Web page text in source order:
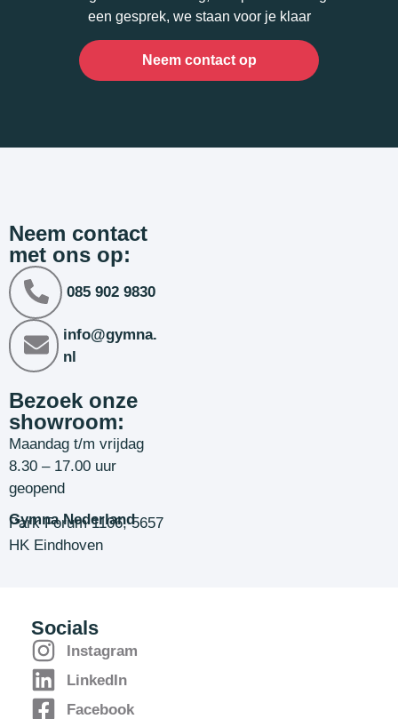
een gesprek, we staan voor je klaar
Neem contact op
Neem contact
met ons op:
085 902 9830
info@gymna.
nl
Bezoek onze
showroom:
Maandag t/m vrijdag
8.30 – 17.00 uur
geopend
Gymna Nederland
Park Forum 1106, 5657
HK Eindhoven
Socials
Instagram
LinkedIn
Facebook